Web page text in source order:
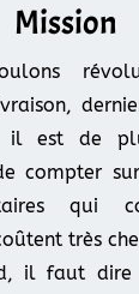
Mission
il est de
compter
qui
très
il faut dire